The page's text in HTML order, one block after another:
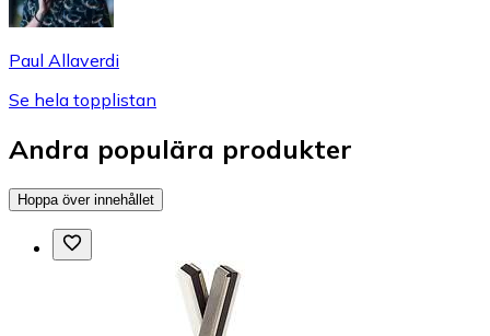
Paul Allaverdi
Se hela topplistan
Andra populära produkter
Hoppa över innehållet